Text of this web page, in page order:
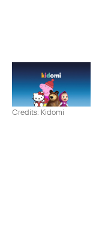
Credits: Kidomi